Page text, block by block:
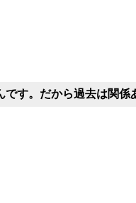
です。だから過去は関